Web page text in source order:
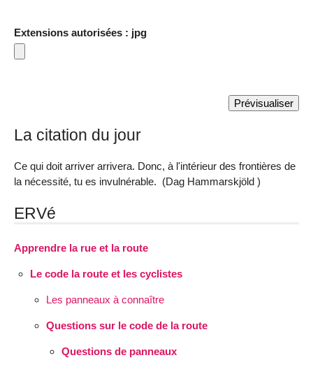
Extensions autorisées : jpg
La citation du jour
Ce qui doit arriver arrivera. Donc, à l'intérieur des frontières de
la nécessité, tu es invulnérable. (Dag Hammarskjöld )
ERVé
Apprendre la rue et la route
Le code la route et les cyclistes
Les panneaux à connaître
Questions sur le code de la route
Questions de panneaux